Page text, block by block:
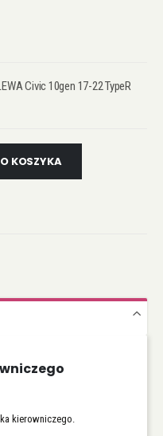
Civic 10gen 17-22 TypeR
KOSZYKA
kierowniczego.